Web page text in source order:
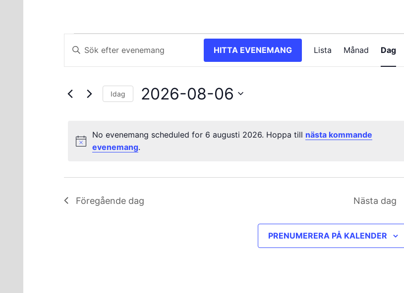
Evenemang
för
6
2026No evenemang scheduled for 6 augusti 2026. Hoppa till nästa kommande
evenemang.
Views
Ange
nyckelord.
Sök
Evenemang
HITTA EVENEMANG
vynavigering
Lista Månad Dag
Idag 2026-08-06
Föregående dag Nästa dag
PRENUMERERA PÅ KALENDER